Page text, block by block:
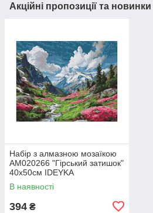
Акційні пропозиції та новинки
Набір з алмазною мозаїкою
AM020266 "Гірський затишок"
40x50см IDEYKA
В наявності
394 ₴